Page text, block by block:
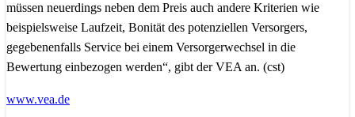
müssen neuerdings neben dem Preis auch andere Kriterien wie
beispielsweise Laufzeit, Bonität des potenziellen Versorgers,
gegebenenfalls Service bei einem Versorgerwechsel in die
Bewertung einbezogen werden“, gibt der VEA an. (cst)
www.vea.de